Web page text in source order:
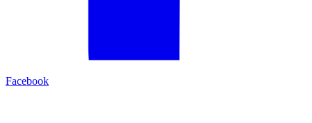
Facebook